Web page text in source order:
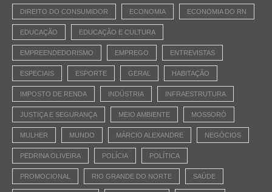
DIREITO DO CONSUMIDOR ECONOMIA ECONOMIA DO RN
EDUCAÇÃO EDUCAÇÃO E CULTURA
EMPREENDEDORISMO EMPREGO ENTREVISTAS
ESPECIAIS ESPORTE GERAL HABITAÇÃO
IMPOSTO DE RENDA INDÚSTRIA INFRAESTRUTURA
JUSTIÇA E SEGURANÇA MEIO AMBIENTE MOSSORÓ
MULHER MUNDO MÁRCIO ALEXANDRE NEGÓCIOS
PEDRINA OLIVEIRA POLÍCIA POLÍTICA
PROMOCIONAL RIO GRANDE DO NORTE SAÚDE